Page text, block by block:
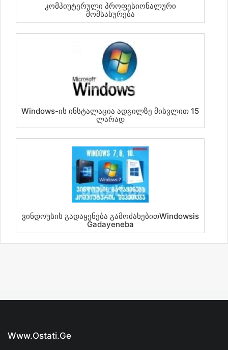
Კომპიუტერული Პროფესიონალური
Მომსახურება
Windows-Ის Ინსტალაცია Ადგილზე Მისვლით 15
Ლარად
Ვინდოუსის Გადაყენება ᲒამოძახებითWindowsis
Gadayeneba
Www.ostati.ge